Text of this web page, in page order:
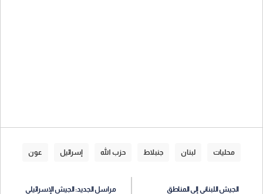
محليات لبنان جنبلاط حزب الله إسرائيل عون
الجيش اللبناني إلى المناطق
مراسل الجديد: الجيش الإسرائيلي